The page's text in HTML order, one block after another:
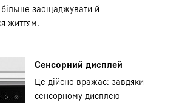
заощаджувати й
життям.
Сенсорний дисплей
Це дійсно вражає: завдяки
сенсорному дисплею